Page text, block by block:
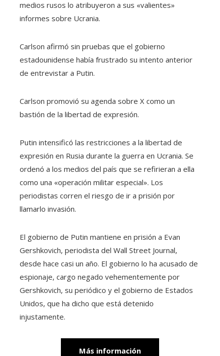
medios rusos lo atribuyeron a sus «valientes»
informes sobre Ucrania.
Carlson afirmó sin pruebas que el gobierno
estadounidense había frustrado su intento anterior
de entrevistar a Putin.
Carlson promovió su agenda sobre X como un
bastión de la libertad de expresión.
Putin intensificó las restricciones a la libertad de
expresión en Rusia durante la guerra en Ucrania. Se
ordenó a los medios del país que se refirieran a ella
como una «operación militar especial». Los
periodistas corren el riesgo de ir a prisión por
llamarlo invasión.
El gobierno de Putin mantiene en prisión a Evan
Gershkovich, periodista del Wall Street Journal,
desde hace casi un año. El gobierno lo ha acusado de
espionaje, cargo negado vehementemente por
Gershkovich, su periódico y el gobierno de Estados
Unidos, que ha dicho que está detenido
injustamente.
Más información